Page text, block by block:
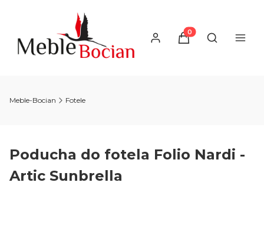
Produkty w
Otwórz
Meble-Bocian Fotele
Poducha do fotela Folio Nardi -
Artic Sunbrella